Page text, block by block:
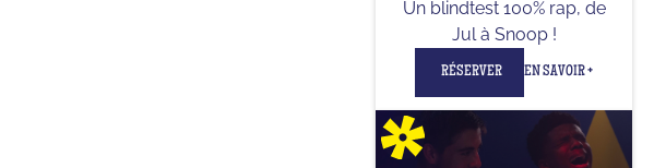
Un blindtest 100% rap, de
Jul à Snoop !
RÉSERVER EN SAVOIR +